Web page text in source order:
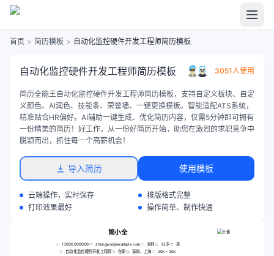
首页 > 简历模板 > 自动化监控硬件开发工程师简历模板
自动化监控硬件开发工程师简历模板 3051人使用
简历全能王自动化监控硬件开发工程师简历模板，支持自定义板块、自定
义颜色、AI润色、技能条、荣誉墙、一键更换模板。智能适配ATS系统，
精准贴合HR偏好。AI辅助一键生成、优化简历内容，仅需5分钟即可拥有
一份精美的简历！好工作，从一份好简历开始，助您在激烈的求职竞争中
脱颖而出，抓住每一个高薪机会！
导入简历 使用模板
云端操作，实时保存
排版格式完整
打印效果最好
操作简单、制作快速
简小全
13800000000 zhangwei@example.com 深圳 32岁
男
自动化监控硬件开发工程师
在职 深圳、上海 20k - 30k